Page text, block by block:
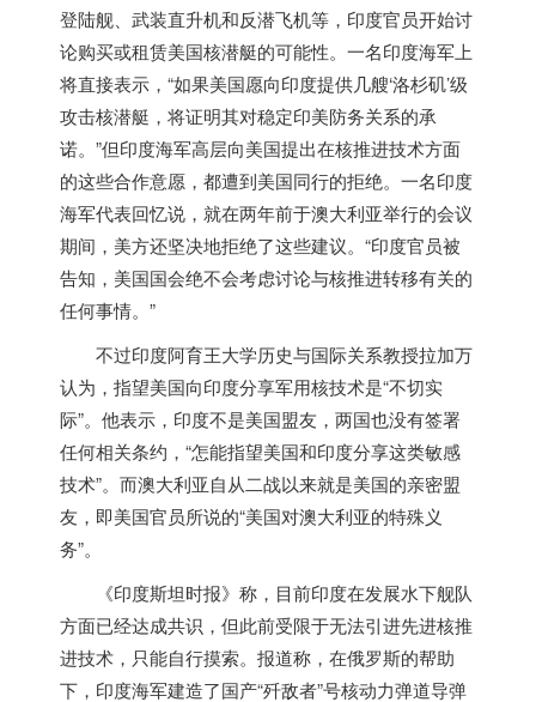
登陆舰、武装直升机和反潜飞机等， 印度官员开始讨
论购买或租赁美国核潜艇的可能性。一名印度海军上
将直接表示，“如果美国愿向印度提供几艘‘洛杉矶’级
攻击核潜艇，将证明其对稳定印美防务关系的承
诺。”但印度海军高层向美国提出在核推进技术方面
的这些合作意愿，都遭到美国同行的拒绝。一名印度
海军代表回忆说，就在两年前于澳大利亚举行的会议
期间，美方还坚决地拒绝了这些建议。“印度官员被
告知，美国国会绝不会考虑讨论与核推进转移有关的
任何事情。”
不过印度阿育王大学历史与国际关系教授拉加万
认为，指望美国向印度分享军用核技术是“不切实
际”。他表示， 印度不是美国盟友，两国也没有签署
任何相关条约，“怎能指望美国和印度分享这类敏感
技术”。而澳大利亚自从二战以来就是美国的亲密盟
友，即美国官员所说的“美国对澳大利亚的特殊义
务”。
《印度斯坦时报》称，目前印度在发展水下舰队
方面已经达成共识，但此前受限于无法引进先进核推
进技术，只能自行摸索。报道称，在俄罗斯的帮助
下， 印度海军建造了国产“歼敌者”号核动力弹道导弹